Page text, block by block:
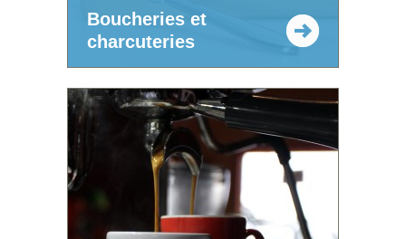
Boucheries et
charcuteries